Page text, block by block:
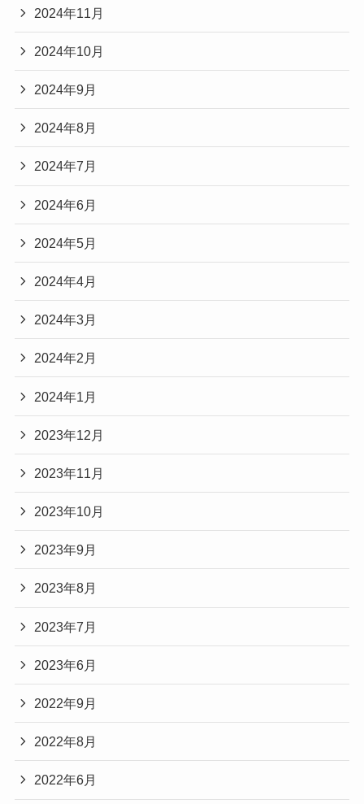
2024年11月
2024年10月
2024年9月
2024年8月
2024年7月
2024年6月
2024年5月
2024年4月
2024年3月
2024年2月
2024年1月
2023年12月
2023年11月
2023年10月
2023年9月
2023年8月
2023年7月
2023年6月
2022年9月
2022年8月
2022年6月